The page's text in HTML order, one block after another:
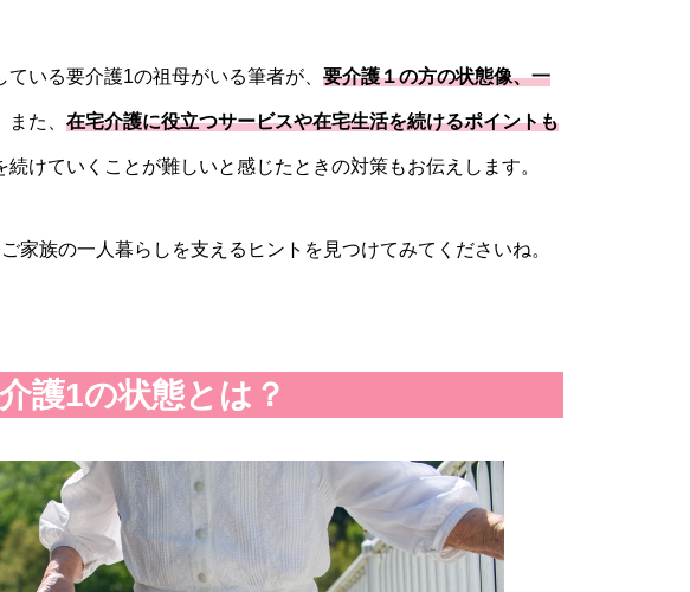
いる要介護1の祖母がいる筆者が、 要介護１の方の状態像、一
また、 在宅介護に役立つサービスや在宅生活を続けるポイントも
続けていくことが難しいと感じたときの対策もお伝えします。
家族の一人暮らしを支えるヒントを見つけてみてくださいね。
護1の状態とは？